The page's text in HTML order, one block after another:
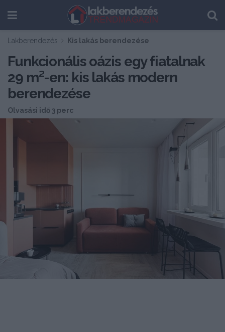
Lakberendezés Kis lakás berendezése
Funkcionális oázis egy fiatalnak
29 m²-en: kis lakás modern
berendezése
Olvasási idő 3 perc